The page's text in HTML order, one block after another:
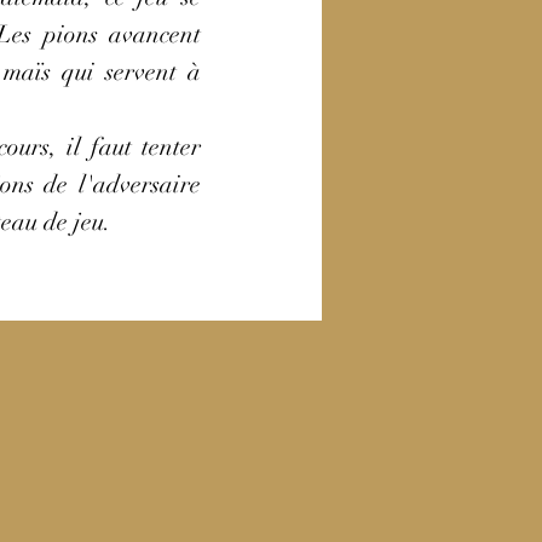
pions avancent
qui servent à
il faut tenter
de l'adversaire
de jeu.